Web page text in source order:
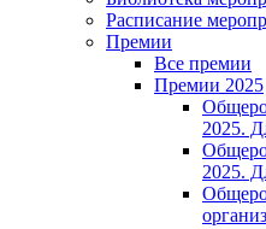
Расписание
Премии
Все премии
Премии 2025
2025.
2025.